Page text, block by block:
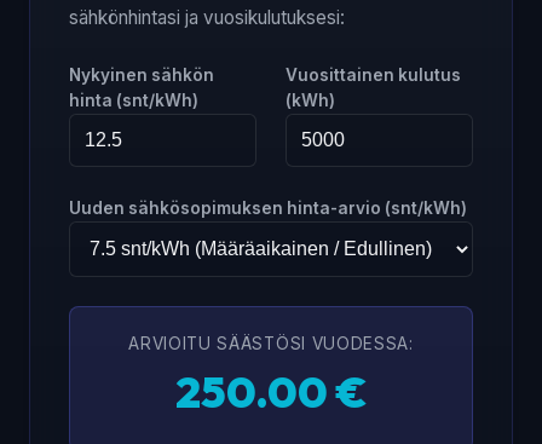
sähkönhintasi ja vuosikulutuksesi:
Nykyinen sähkön
hinta (snt/kWh)
Vuosittainen kulutus
(kWh)
Uuden sähkösopimuksen hinta-arvio (snt/kWh)
ARVIOITU SÄÄSTÖSI VUODESSA:
250.00 €